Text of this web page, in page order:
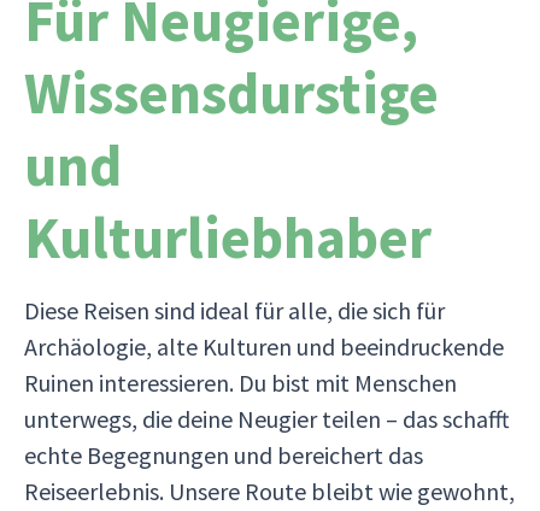
Für Neugierige,
Wissensdurstige
und
Kulturliebhaber
Diese Reisen sind ideal für alle, die sich für
Archäologie, alte Kulturen und beeindruckende
Ruinen interessieren. Du bist mit Menschen
unterwegs, die deine Neugier teilen – das schafft
echte Begegnungen und bereichert das
Reiseerlebnis. Unsere Route bleibt wie gewohnt,